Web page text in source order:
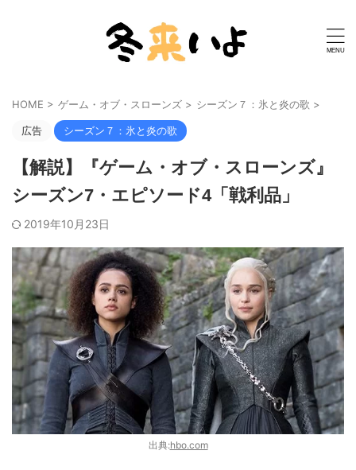
HOME > ゲーム・オブ・スローンズ > シーズン７：氷と炎の歌 >
広告 シーズン７：氷と炎の歌
【解説】『ゲーム・オブ・スローンズ』
シーズン7・エピソード4「戦利品」
2019年10月23日
出典:hbo.com